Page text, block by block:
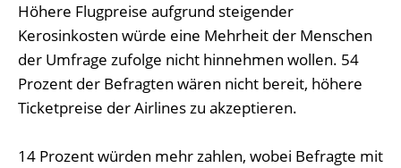
Höhere Flugpreise aufgrund steigender
Kerosinkosten würde eine Mehrheit der Menschen
der Umfrage zufolge nicht hinnehmen wollen. 54
Prozent der Befragten wären nicht bereit, höhere
Ticketpreise der Airlines zu akzeptieren.
14 Prozent würden mehr zahlen, wobei Befragte mit